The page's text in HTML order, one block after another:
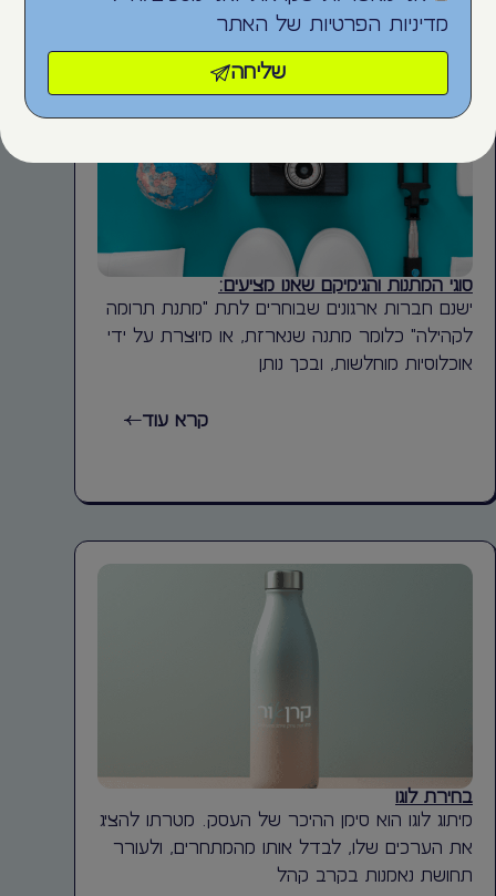
סוגי המתנות והגימיקם שאנו מציעים:
ישנם חברות ארגונים שבוחרים לתת "מתנת תרומה
לקהילה" כלומר מתנה שנארזת, או מיוצרת על ידי
אוכלוסיות מוחלשות, ובכך נותן
קרא עוד
בחירת לוגו
מיתוג לוגו הוא סימן ההיכר של העסק. מטרתו להציג
את הערכים שלו, לבדל אותו מהמתחרים, ולעורר
תחושת נאמנות בקרב קהל
מדיניות הפרטיות של האתר
שליחה